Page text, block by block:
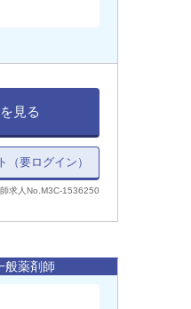
見る
（要ログイン）
求人No.M3C-1536250
般薬剤師